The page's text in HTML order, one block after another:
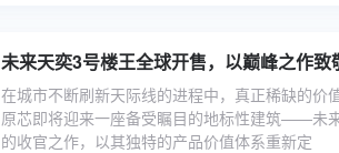
未来天奕3号楼王全球开售，以巅峰之作致
在城市不断刷新天际线的进程中，真正稀缺的价
原芯即将迎来一座备受瞩目的地标性建筑——未
的收官之作，以其独特的产品价值体系重新定